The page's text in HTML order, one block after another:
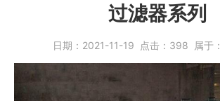
过滤器系列
日期： 2021-11-19 点击： 398 属于：